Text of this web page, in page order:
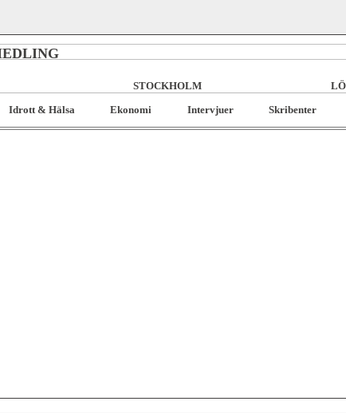
STOCKHOLM
Idrott & Hälsa Ekonomi Intervjuer Skribenter